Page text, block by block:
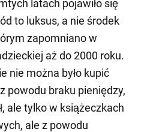
latach pojawiło się
to luksus, a nie środek
zapomniano w
aż do 2000 roku.
nie można było kupić
powodu braku pieniędzy,
ale tylko w książeczkach
ale z powodu